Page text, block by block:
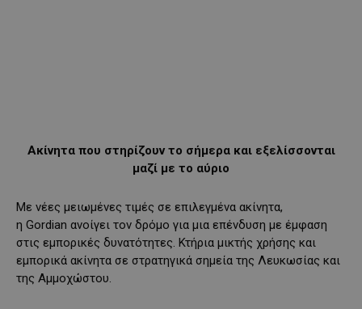
Ακίνητα που στηρίζουν το σήμερα και εξελίσσονται
μαζί με το αύριο
Με νέες μειωμένες τιμές σε επιλεγμένα ακίνητα,
η Gordian ανοίγει τον δρόμο για μια επένδυση με έμφαση
στις εμπορικές δυνατότητες. Κτήρια μικτής χρήσης και
εμπορικά ακίνητα σε στρατηγικά σημεία της Λευκωσίας και
της Αμμοχώστου.